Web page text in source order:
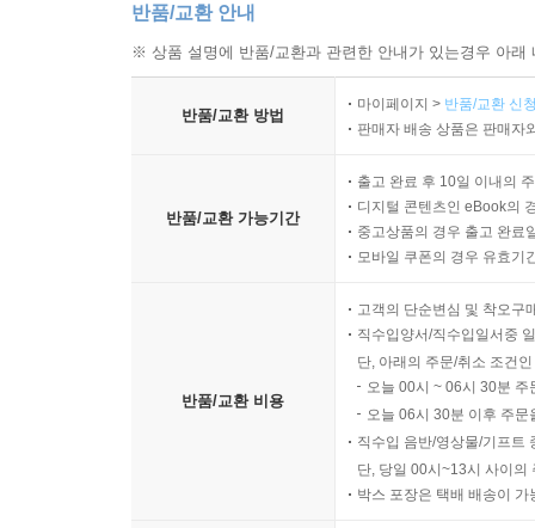
반품/교환 안내
※ 상품 설명에 반품/교환과 관련한 안내가 있는경우 아
반품/교환 방법
마이페이지 > 반품/교환 신
판매자 배송 상품은 판매자
반품/교환 가능기간
출고 완료 후 10일 이내의
디지털 콘텐츠인 eBook의
중고상품의 경우 출고 완료
모바일 쿠폰의 경우 유효기
반품/교환 비용
고객의 단순변심 및 착오구
직수입양서/직수입일서중
단, 아래의 주문/취소 조건
오늘 00시 ~ 06시 30분
오늘 06시 30분 이후 주
직수입 음반/영상물/기프트
단, 당일 00시~13시 사이의
박스 포장은 택배 배송이